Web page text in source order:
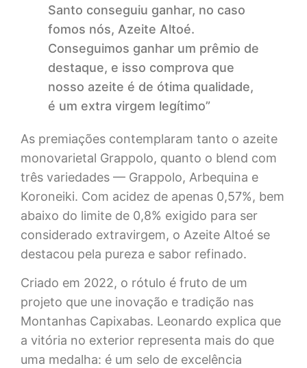
Santo conseguiu ganhar, no caso
fomos nós, Azeite Altoé.
Conseguimos ganhar um prêmio de
destaque, e isso comprova que
nosso azeite é de ótima qualidade,
é um extra virgem legítimo”
As premiações contemplaram tanto o azeite
monovarietal Grappolo, quanto o blend com
três variedades — Grappolo, Arbequina e
Koroneiki. Com acidez de apenas 0,57%, bem
abaixo do limite de 0,8% exigido para ser
considerado extravirgem, o Azeite Altoé se
destacou pela pureza e sabor refinado.
Criado em 2022, o rótulo é fruto de um
projeto que une inovação e tradição nas
Montanhas Capixabas. Leonardo explica que
a vitória no exterior representa mais do que
uma medalha: é um selo de excelência